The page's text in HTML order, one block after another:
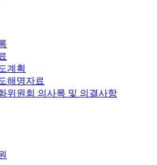
계획
해명자료
위원회 의사록 및 의결사항